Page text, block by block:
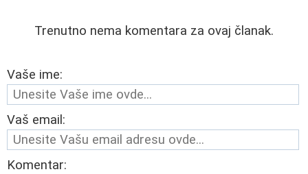
Trenutno nema komentara za ovaj članak.
Vaše ime:
Vaš email:
Komentar: